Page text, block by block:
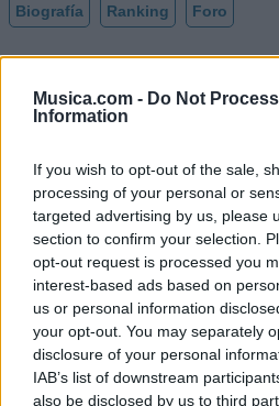
Musica.com - Do Not
Information
If you wish to opt-out of the sale,
processing of your personal or
targeted advertising by us, please
section to confirm your selection.
opt-out request is processed you
interest-based ads based on
us or personal information
your opt-out. You may separately
disclosure of your personal
IAB’s list of downstream
also be disclosed by us to third
Biografía Ranking Foro
Ranking de El Chato Grados
más apoyados y visitados
¿Apoyar a El Chato Grados?
64 4
Ranking de El Chato Grados